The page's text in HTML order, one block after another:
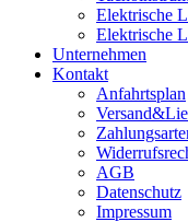
Elektrische
Elektrische
Unternehmen
Kontakt
Anfahrtsplan
AGB
Datenschutz
Impressum